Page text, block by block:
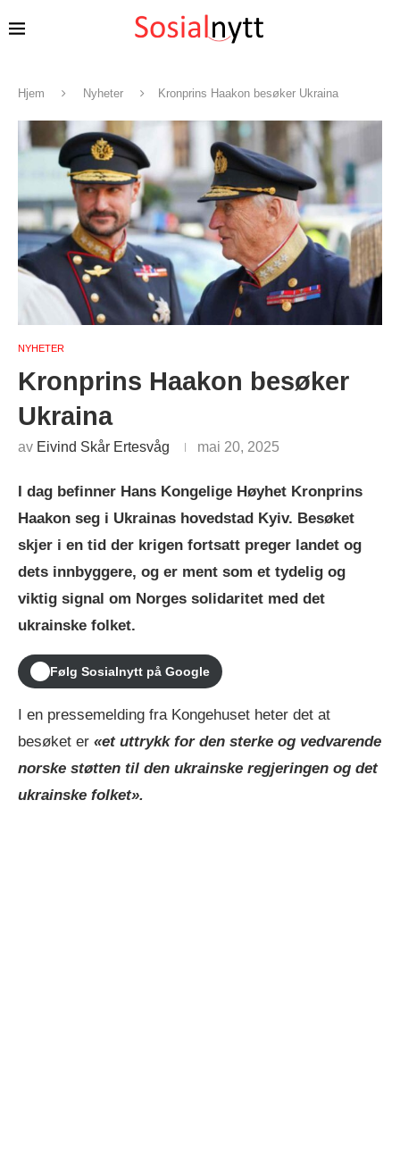
Hjem Nyheter Kronprins Haakon besøker Ukraina
NYHETER
Kronprins Haakon besøker
Ukraina
av Eivind Skår Ertesvåg mai 20, 2025
I dag befinner Hans Kongelige Høyhet Kronprins
Haakon seg i Ukrainas hovedstad Kyiv. Besøket
skjer i en tid der krigen fortsatt preger landet og
dets innbyggere, og er ment som et tydelig og
viktig signal om Norges solidaritet med det
ukrainske folket.
Følg Sosialnytt på Google
I en pressemelding fra Kongehuset heter det at
besøket er «et uttrykk for den sterke og vedvarende
norske støtten til den ukrainske regjeringen og det
ukrainske folket».